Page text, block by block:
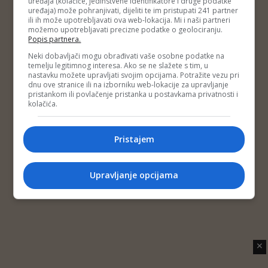
sprovođena na teritoriji Republike
Srpske
Impressum
Kontakt Marketing
Privatnost korisnika
O nama
✕
uređaja) može pohranjivati, dijeliti te im pristupati 241 partner
ili ih može upotrebljavati ova web-lokacija. Mi i naši partneri
možemo upotrebljavati precizne podatke o geolociranju.
Popis partnera.
Neki dobavljači mogu obrađivati vaše osobne podatke na
temelju legitimnog interesa. Ako se ne slažete s tim, u
nastavku možete upravljati svojim opcijama. Potražite vezu pri
dnu ove stranice ili na izborniku web-lokacije za upravljanje
pristankom ili povlačenje pristanka u postavkama privatnosti i
kolačića.
Pristajem
Upravljanje opcijama